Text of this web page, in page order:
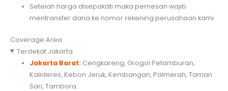
Setelah harga disepakati maka pemesan wajib
mentransfer dana ke nomor rekening perusahaan kami
Coverage Area
Terdekat Jakarta
Jakarta Barat: Cengkareng, Grogol Petamburan,
Kalideres, Kebon Jeruk, Kembangan, Palmerah, Taman
Sari, Tambora.